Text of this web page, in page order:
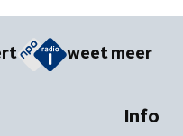
weet meer
Info